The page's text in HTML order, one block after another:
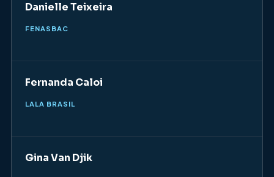
Danielle Teixeira
FENASBAC
Fernanda Caloi
LALA BRASIL
Gina Van Djik